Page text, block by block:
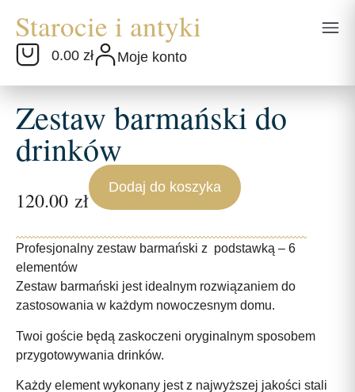
0.00 zł Moje konto
Zestaw barmański do
drinków
120.00 zł
Dodaj do koszyka
Profesjonalny zestaw barmański z podstawką – 6
elementów
Zestaw barmański jest idealnym rozwiązaniem do
zastosowania w każdym nowoczesnym domu.
Twoi goście będą zaskoczeni oryginalnym sposobem
przygotowywania drinków.
Każdy element wykonany jest z najwyższej jakości stali